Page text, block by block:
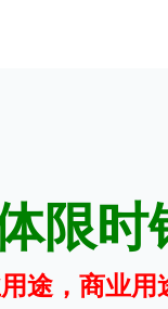
字体人物 字体网站
限时
途，商业